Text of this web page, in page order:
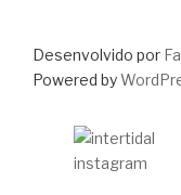
Desenvolvido por
Powered by